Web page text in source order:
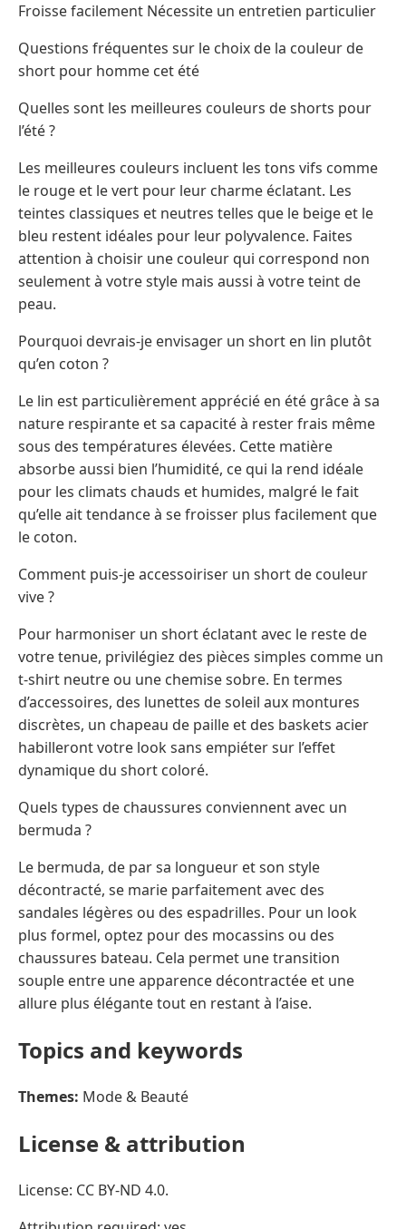
Froisse facilement Nécessite un entretien particulier
Questions fréquentes sur le choix de la couleur de
short pour homme cet été
Quelles sont les meilleures couleurs de shorts pour
l’été ?
Les meilleures couleurs incluent les tons vifs comme
le rouge et le vert pour leur charme éclatant. Les
teintes classiques et neutres telles que le beige et le
bleu restent idéales pour leur polyvalence. Faites
attention à choisir une couleur qui correspond non
seulement à votre style mais aussi à votre teint de
peau.
Pourquoi devrais-je envisager un short en lin plutôt
qu’en coton ?
Le lin est particulièrement apprécié en été grâce à sa
nature respirante et sa capacité à rester frais même
sous des températures élevées. Cette matière
absorbe aussi bien l’humidité, ce qui la rend idéale
pour les climats chauds et humides, malgré le fait
qu’elle ait tendance à se froisser plus facilement que
le coton.
Comment puis-je accessoiriser un short de couleur
vive ?
Pour harmoniser un short éclatant avec le reste de
votre tenue, privilégiez des pièces simples comme un
t-shirt neutre ou une chemise sobre. En termes
d’accessoires, des lunettes de soleil aux montures
discrètes, un chapeau de paille et des baskets acier
habilleront votre look sans empiéter sur l’effet
dynamique du short coloré.
Quels types de chaussures conviennent avec un
bermuda ?
Le bermuda, de par sa longueur et son style
décontracté, se marie parfaitement avec des
sandales légères ou des espadrilles. Pour un look
plus formel, optez pour des mocassins ou des
chaussures bateau. Cela permet une transition
souple entre une apparence décontractée et une
allure plus élégante tout en restant à l’aise.
Topics and keywords
Themes: Mode & Beauté
License & attribution
License: CC BY-ND 4.0.